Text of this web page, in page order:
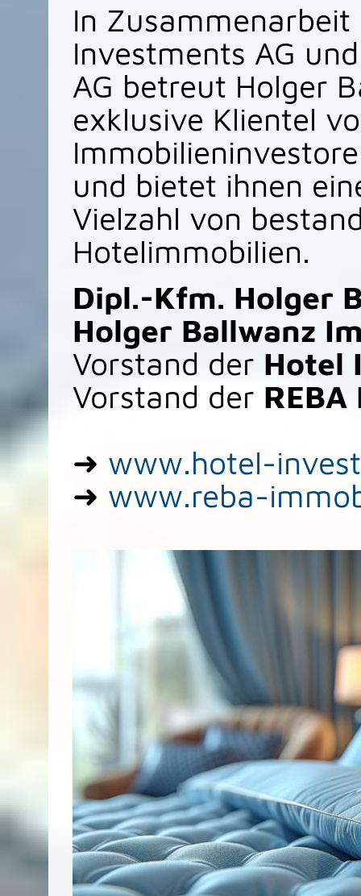
In
Investments AG
AG betreut Holger
exklusive Klientel
und bietet ihnen
Vielzahl von
Hotelimmobilien.
Dipl.-Kfm. Holger
Holger Ballwanz
Vorstand der Hotel
Vorstand der REBA
➜ www.hotel-
➜ www.reba-